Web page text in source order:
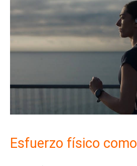
Esfuerzo físico